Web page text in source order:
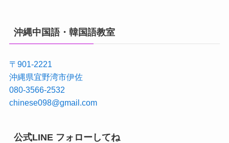
沖縄中国語・韓国語教室
〒901-2221
沖縄県宜野湾市伊佐
080-3566-2532
chinese098@gmail.com
公式LINE フォローしてね